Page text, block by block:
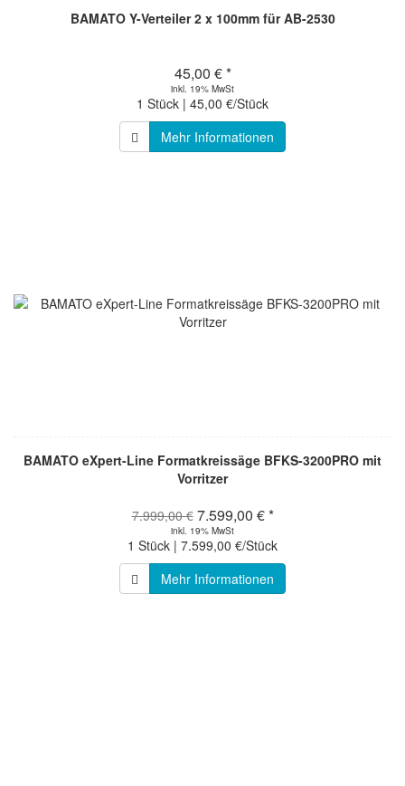
BAMATO Y-Verteiler 2 x 100mm für AB-2530
45,00 € *
inkl. 19% MwSt
1 Stück | 45,00 €/Stück
Mehr Informationen
BAMATO eXpert-Line Formatkreissäge BFKS-3200PRO mit
Vorritzer
7.999,00 € 7.599,00 € *
inkl. 19% MwSt
1 Stück | 7.599,00 €/Stück
Mehr Informationen